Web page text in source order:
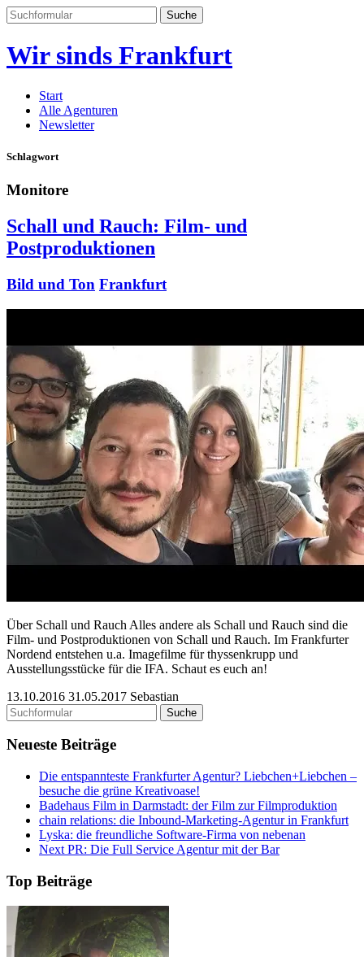
Suchen
nach:
Wir sinds Frankfurt
Start
Alle Agenturen
Newsletter
Schlagwort
Monitore
Schall und Rauch: Film- und
Postproduktionen
Bild und Ton Frankfurt
Über Schall und Rauch Alles andere als Schall und Rauch sind die
Film- und Postproduktionen von Schall und Rauch. Im Frankfurter
Nordend entstehen u.a. Imagefilme für thyssenkrupp und
Ausstellungsstücke für die IFA. Schaut es euch an!
13.10.2016 31.05.2017 Sebastian
Suchen
nach:
Neueste Beiträge
Die entspannteste Frankfurter Agentur? Liebchen+Liebchen –
besuche die grüne Kreativoase!
Badehaus Film in Darmstadt: der Film zur Filmproduktion
chain relations: die Inbound-Marketing-Agentur in Frankfurt
Lyska: die freundliche Software-Firma von nebenan
Next PR: Die Full Service Agentur mit der Bar
Top Beiträge